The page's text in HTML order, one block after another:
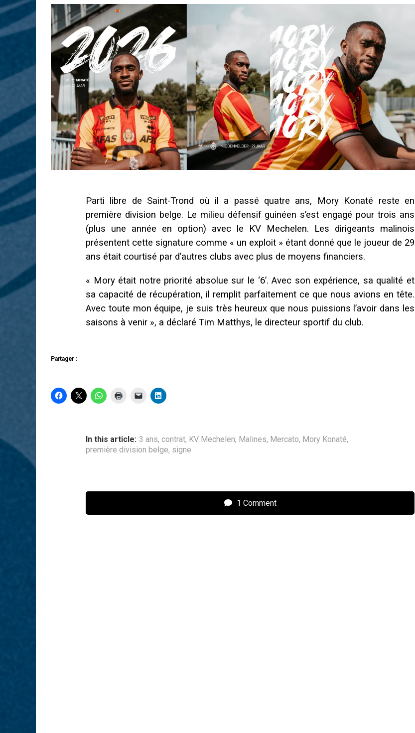
Parti libre de Saint-Trond où il a passé quatre ans, Mory Konaté reste en
première division belge. Le milieu défensif guinéen s’est engagé pour trois ans
(plus une année en option) avec le KV Mechelen. Les dirigeants malinois
présentent cette signature comme « un exploit » étant donné que le joueur de 29
ans était courtisé par d’autres clubs avec plus de moyens financiers.
« Mory était notre priorité absolue sur le ‘6’. Avec son expérience, sa qualité et
sa capacité de récupération, il remplit parfaitement ce que nous avions en tête.
Avec toute mon équipe, je suis très heureux que nous puissions l’avoir dans les
saisons à venir », a déclaré Tim Matthys, le directeur sportif du club.
Partager :
In this article: 3 ans, contrat, KV Mechelen, Malines, Mercato, Mory Konaté,
première division belge, signe
1 Comment